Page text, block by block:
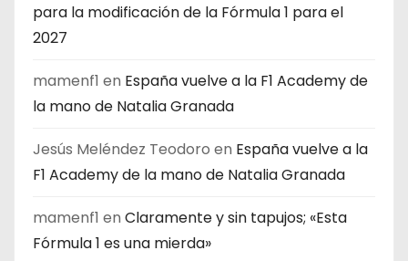
para la modificación de la Fórmula 1 para el
2027
mamenf1 en España vuelve a la F1 Academy de
la mano de Natalia Granada
Jesús Meléndez Teodoro en España vuelve a la
F1 Academy de la mano de Natalia Granada
mamenf1 en Claramente y sin tapujos; «Esta
Fórmula 1 es una mierda»